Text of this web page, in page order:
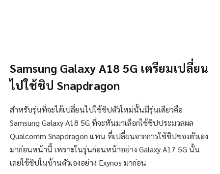
Samsung Galaxy A18 5G เตรียมเปลี่ยน
ไปใช้ชิป Snapdragon
สำหรับรุ่นที่จะได้เปลี่ยนไปใช้ชิปตัวใหม่นั้นมีรุ่นเดียวคือ
Samsung Galaxy A18 5G ที่จะหันมาเลือกใช้ชิปประมวลผล
Qualcomm Snapdragon แทน ที่เปลี่ยนจากการใช้ชิปของตัวเอง
มาก่อนหน้านี้ เพราะในรุ่นก่อนหน้าอย่าง Galaxy A17 5G นั้น
เคยใช้ชิปในบ้านตัวเองอย่าง Exynos มาก่อน